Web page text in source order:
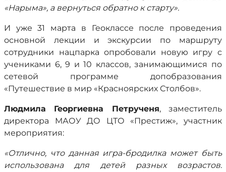
«Нарыма», а вернуться обратно к старту».
И уже 31 марта в Геоклассе после проведения
основной лекции и экскурсии по маршруту
сотрудники нацпарка опробовали новую игру с
учениками 6, 9 и 10 классов, занимающимися по
сетевой программе допобразования
«Путешествие в мир «Красноярских Столбов».
Людмила Георгиевна Петрученя, заместитель
директора МАОУ ДО ЦТО «Престиж», участник
мероприятия:
«Отлично, что данная игра-бродилка может быть
использована для детей разных возрастов.